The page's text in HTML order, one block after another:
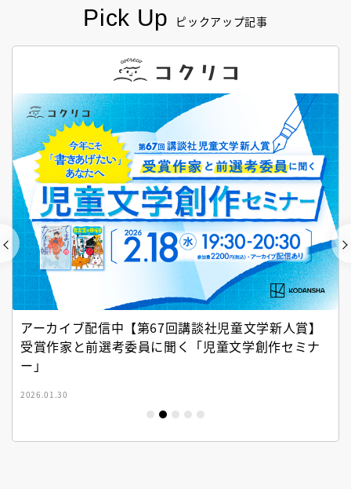
Pick Up ピックアップ記事
アーカイブ配信中【第67回講談社児童文学新人賞】
受賞作家と前選考委員に聞く「児童文学創作セミナ
ー」
2026.01.30